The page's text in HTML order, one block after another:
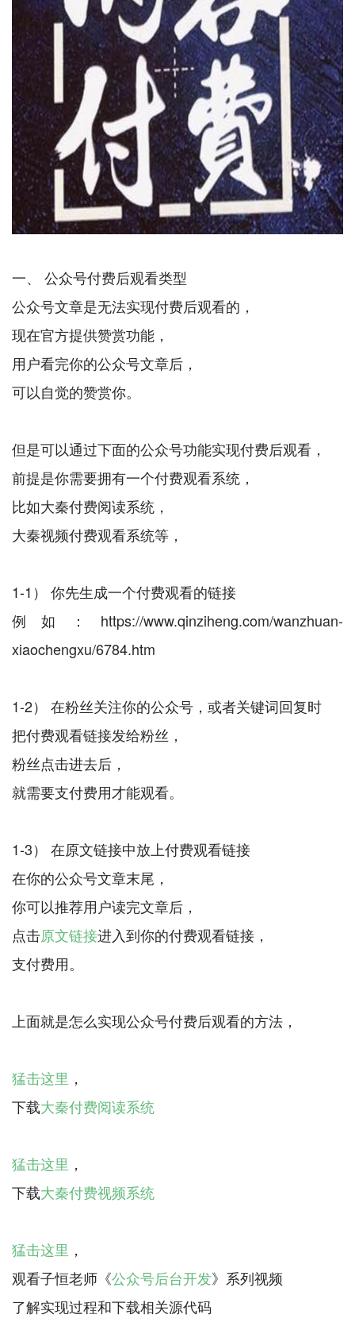
一、 公众号付费后观看类型
公众号文章是无法实现付费后观看的，
现在官方提供赞赏功能，
用户看完你的公众号文章后，
可以自觉的赞赏你。
但是可以通过下面的公众号功能实现付费后观看，
前提是你需要拥有一个付费观看系统，
比如大秦付费阅读系统，
大秦视频付费观看系统等，
1-1） 你先生成一个付费观看的链接
例如：https://www.qinziheng.com/wanzhuan-
xiaochengxu/6784.htm
1-2） 在粉丝关注你的公众号，或者关键词回复时
把付费观看链接发给粉丝，
粉丝点击进去后，
就需要支付费用才能观看。
1-3） 在原文链接中放上付费观看链接
在你的公众号文章末尾，
你可以推荐用户读完文章后，
点击原文链接进入到你的付费观看链接，
支付费用。
上面就是怎么实现公众号付费后观看的方法，
猛击这里 ，
下载大秦付费阅读系统
猛击这里 ，
下载大秦付费视频系统
猛击这里 ，
观看子恒老师《公众号后台开发》系列视频